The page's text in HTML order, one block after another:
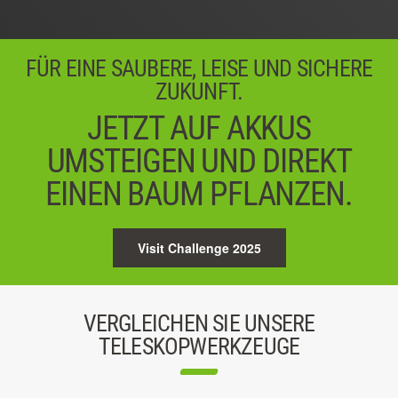
FÜR EINE SAUBERE, LEISE UND SICHERE
ZUKUNFT.
JETZT AUF AKKUS
UMSTEIGEN UND DIREKT
EINEN BAUM PFLANZEN.
Visit Challenge 2025
VERGLEICHEN SIE UNSERE
TELESKOPWERKZEUGE